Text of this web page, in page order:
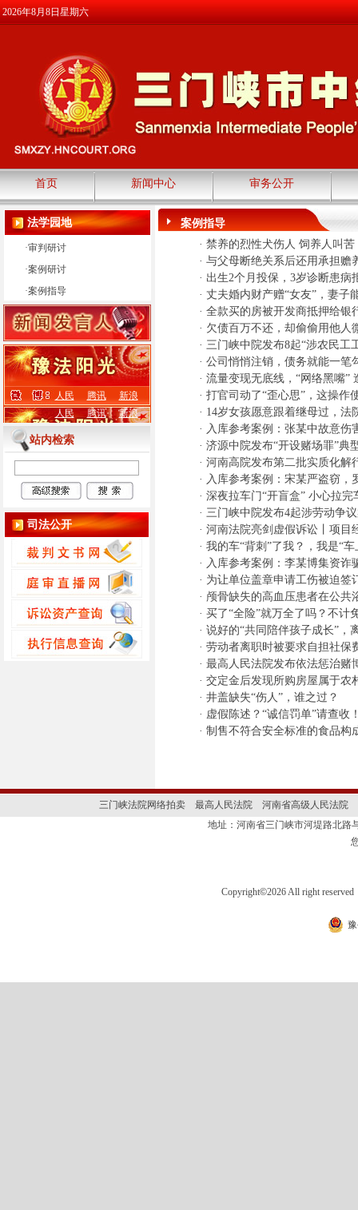
2026年8月8日星期六
首页 新闻中心 审务公开
法学园地
·审判研讨
·案例研讨
·案例指导
人民 腾讯
新浪
人民
腾讯 新浪
站内检索
司法公开
案例指导
· 禁养的烈性犬伤人 饲养人叫
· 与父母断绝关系后还用承担赡
· 出生2个月投保，3岁诊断患病
· 丈夫婚内财产赠“女友”，妻子
· 全款买的房被开发商抵押给银
· 欠债百万不还，却偷偷用他
· 三门峡中院发布8起“涉农民工
· 公司悄悄注销，债务就能一笔
· 流量变现无底线，“网络黑嘴”
· 打官司动了“歪心思”，这操作
· 14岁女孩愿意跟着继母过，法
· 入库参考案例：张某中故意伤
· 济源中院发布“开设赌场罪”典
· 河南高院发布第二批实质化解
· 入库参考案例：宋某严盗窃，
· 深夜拉车门“开盲盒” 小心拉完
· 三门峡中院发布4起涉劳动争
· 河南法院亮剑虚假诉讼丨项目
· 我的车“背刺”了我？，我是“
· 入库参考案例：李某博集资诈
· 为让单位盖章申请工伤被迫签
· 颅骨缺失的高血压患者在公共
· 买了“全险”就万全了吗？不计
· 说好的“共同陪伴孩子成长”，
· 劳动者离职时被要求自担社保
· 最高人民法院发布依法惩治赌
· 交定金后发现所购房屋属于农
· 井盖缺失“伤人”，谁之过？
· 虚假陈述？“诚信罚单”请查收
· 制售不符合安全标准的食品构
三门峡法院网络拍卖 最高人民法院
河南省高级人民法院
地址：河南省三门峡市河堤路北
Copyright©2026 All right